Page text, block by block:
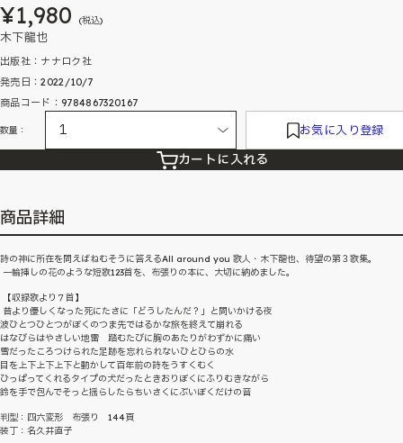
¥1,980 (税込)
木下龍也
出版社：ナナロク社
発売日：2022/10/7
商品コード：9784867320167
数量： お気に入り登録
カートに入れる
商品詳細
詩の神に所在を問えばねむそうに答えるAll around you 歌人・木下龍也、待望の第３歌集。
一輪挿しの花のような短歌123首を、布張りの本に、大切に納めました。
【収録歌より７首】
昔より優しくなった死にたさに「どうしたんだ？」と問いかける夜
波ひとつひとつがぼくのつま先ではるかな旅を終えて崩れる
はなびらはやさしい地雷 踏むたびに胸のあたりがわずかに痛い
雪だったころつけられた足跡を忘れられないひとひらの水
目を上下上下上下と動かして百年前の詩をうすくむく
ひっぱってくれるタイプの犬だったときおりぼくにふりむきながら
鈴を手で包んでそっと揺らしたらちいさくにぶいぼくだけの音
判型：四六変形 布張り 144頁
装丁：名久井直子